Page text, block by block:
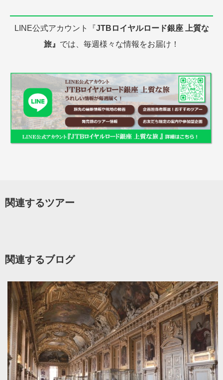
LINE公式アカウント『JTBロイヤルロード銀座 上質な
旅』 では、毎週様々な情報をお届け！
関連するツアー
関連するブログ